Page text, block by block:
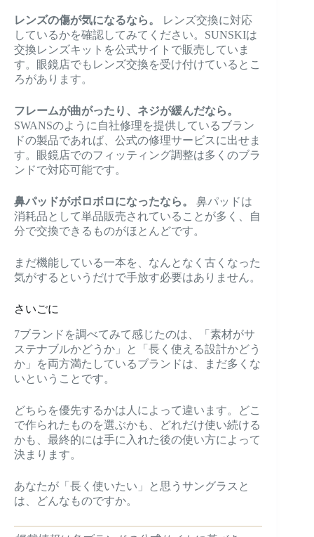
レンズの傷が気になるなら。
レンズ交換に対応
しているかを確認してみてください。SUNSKIは
交換レンズキットを公式サイトで販売していま
す。眼鏡店でもレンズ交換を受け付けているとこ
ろがあります。
フレームが曲がったり、ネジが緩んだなら。
SWANSのように自社修理を提供しているブラン
ドの製品であれば、公式の修理サービスに出せま
す。眼鏡店でのフィッティング調整は多くのブラ
ンドで対応可能です。
鼻パッドがボロボロになったなら。
鼻パッドは
消耗品として単品販売されていることが多く、自
分で交換できるものがほとんどです。
まだ機能している一本を、なんとなく古くなった
気がするというだけで手放す必要はありません。
さいごに
7ブランドを調べてみて感じたのは、「素材がサ
ステナブルかどうか」と「長く使える設計かどう
か」を両方満たしているブランドは、まだ多くな
いということです。
どちらを優先するかは人によって違います。どこ
で作られたものを選ぶかも、どれだけ使い続ける
かも、最終的には手に入れた後の使い方によって
決まります。
あなたが「長く使いたい」と思うサングラスと
は、どんなものですか。